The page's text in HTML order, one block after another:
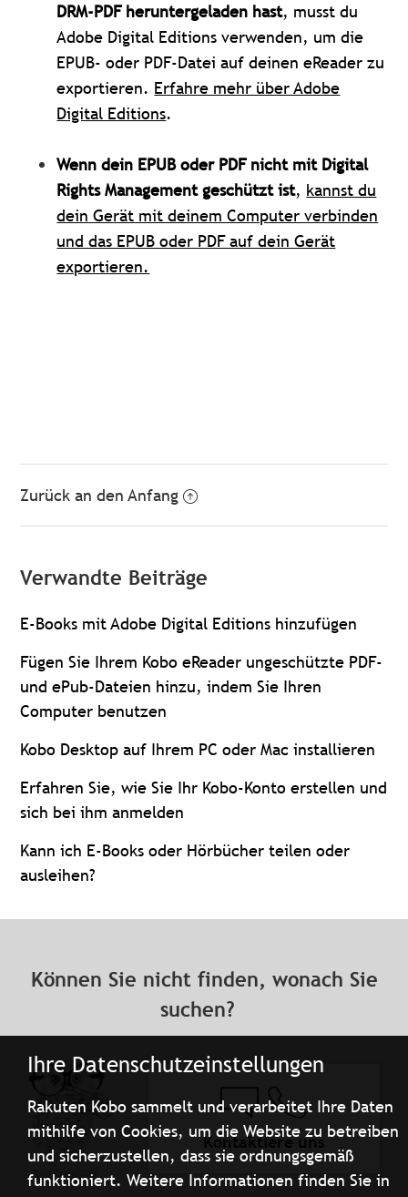
Ihre Datenschutzeinstellungen
Rakuten Kobo sammelt und verarbeitet Ihre Daten
mithilfe von Cookies, um die Website zu betreiben
und sicherzustellen, dass sie ordnungsgemäß
funktioniert. Weitere Informationen finden Sie in
DRM-PDF heruntergeladen hast, musst du
Adobe Digital Editions verwenden, um die
EPUB- oder PDF-Datei auf deinen eReader zu
exportieren. Erfahre mehr über Adobe
Digital Editions.
Wenn dein EPUB oder PDF nicht mit Digital
Rights Management geschützt ist, kannst du
dein Gerät mit deinem Computer verbinden
und das EPUB oder PDF auf dein Gerät
exportieren.
Zurück an den Anfang
Verwandte Beiträge
E-Books mit Adobe Digital Editions hinzufügen
Fügen Sie Ihrem Kobo eReader ungeschützte PDF-
und ePub-Dateien hinzu, indem Sie Ihren
Computer benutzen
Kobo Desktop auf Ihrem PC oder Mac installieren
Erfahren Sie, wie Sie Ihr Kobo-Konto erstellen und
sich bei ihm anmelden
Kann ich E-Books oder Hörbücher teilen oder
ausleihen?
Können Sie nicht finden, wonach Sie
suchen?
Kontaktiere uns